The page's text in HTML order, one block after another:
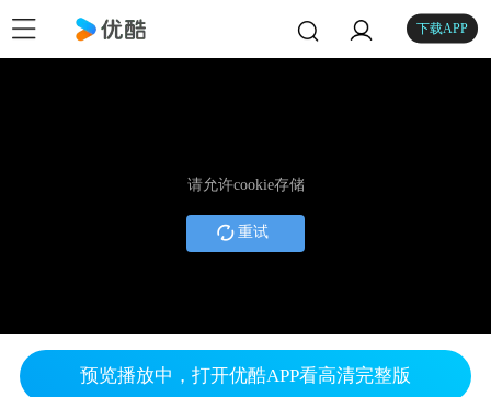
下载APP
请允许cookie存储
重试
预览播放中，打开优酷APP看高清完整版